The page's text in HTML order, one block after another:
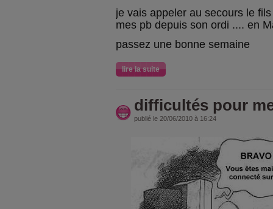
je vais appeler au secours le
mes pb depuis son ordi .... en
passez une bonne semaine
lire la suite
difficultés pour
publié le 20/06/2010 à 16:24